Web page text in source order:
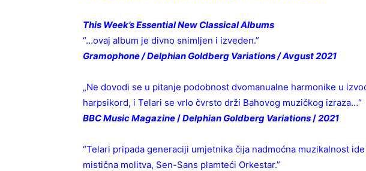
This Week’s Essential New Classical Albums
“…ovaj album je divno snimljen i izveden.”
Gramophone / Delphian Goldberg Variations / Avgust 2021
„Ne dovodi se u pitanje podobnost dvomanualne harmonike u
harpsikord, i Telari se vrlo čvrsto drži Bahovog muzičkog izraza…“
BBC Music Magazine /Delphian Goldberg Variations /2021
“Telari pripada generaciji umjetnika čija nadmoćna muzikalnost
mistična molitva, Sen-Sans plamteći Orkestar.”